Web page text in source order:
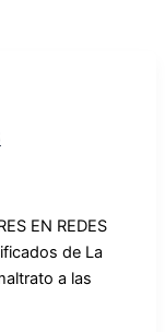
EN REDES
de La
a las